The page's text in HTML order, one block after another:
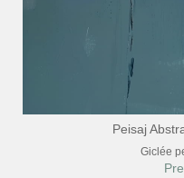
Peisaj
Giclée